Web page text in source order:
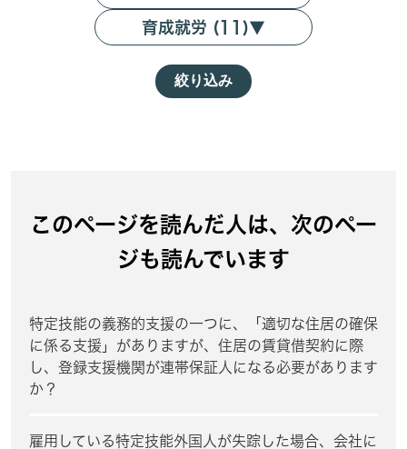
育成就労 (11)▼
絞り込み
このページを読んだ人は、次のペー
ジも読んでいます
特定技能の義務的支援の一つに、「適切な住居の確保
に係る支援」がありますが、住居の賃貸借契約に際
し、登録支援機関が連帯保証人になる必要があります
か？
雇用している特定技能外国人が失踪した場合、会社に